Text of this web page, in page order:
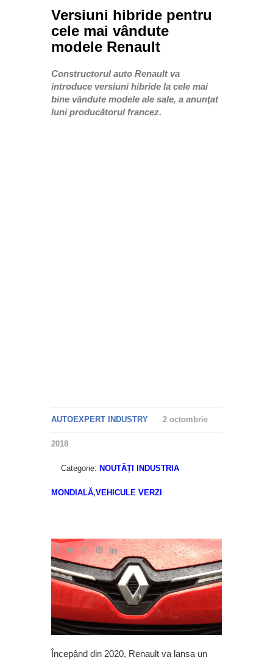
cu emisii zero de la Oradea
Versiuni hibride pentru
cele mai vândute
modele Renault
Constructorul auto Renault va
introduce versiuni hibride la cele mai
bine vândute modele ale sale, a anunţat
luni producătorul francez.
AUTOEXPERT INDUSTRY 2 octombrie
2018
Categorie: NOUTĂȚI INDUSTRIA
MONDIALĂ,VEHICULE VERZI
Începând din 2020, Renault va lansa un